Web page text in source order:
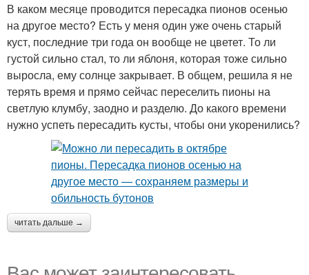
В каком месяце проводится пересадка пионов осенью
на другое место? Есть у меня один уже очень старый
куст, последние три года он вообще не цветет. То ли
густой сильно стал, то ли яблоня, которая тоже сильно
выросла, ему солнце закрывает. В общем, решила я не
терять время и прямо сейчас переселить пионы на
светлую клумбу, заодно и разделю. До какого времени
нужно успеть пересадить кусты, чтобы они укоренились?
читать дальше →